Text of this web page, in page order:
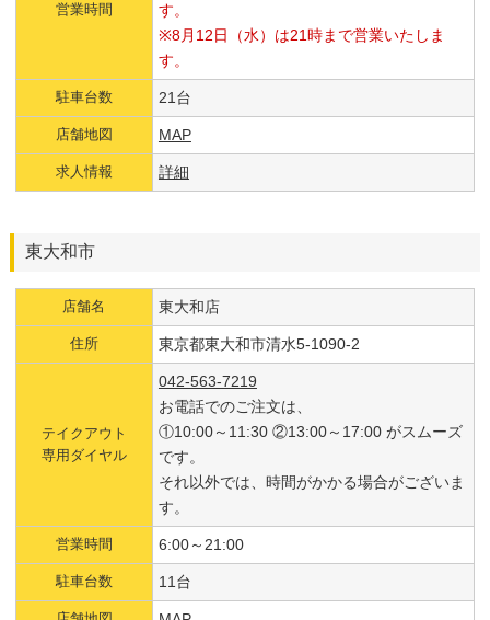
営業時間
す。
※8月12日（水）は21時まで営業いたしま
す。
駐車台数 21台
店舗地図 MAP
求人情報 詳細
東大和市
店舗名 東大和店
住所 東京都東大和市清水5-1090-2
テイクアウト
専用ダイヤル
042-563-7219
お電話でのご注文は、
①10:00～11:30 ②13:00～17:00 がスムーズ
です。
それ以外では、時間がかかる場合がございま
す。
営業時間 6:00～21:00
駐車台数 11台